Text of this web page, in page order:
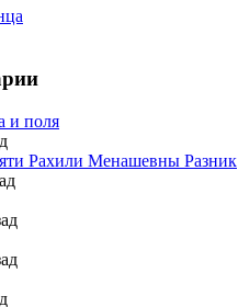
и поля
Рахили Менашевны Разник